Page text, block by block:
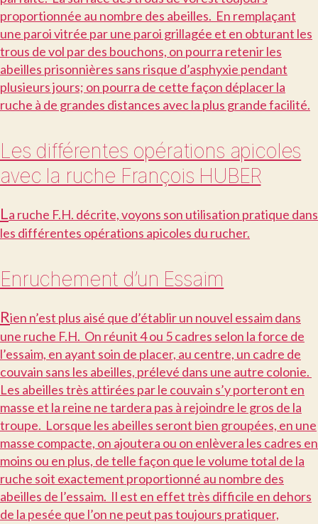
proportionnée au nombre des abeilles. En remplaçant
une paroi vitrée par une paroi grillagée et en obturant les
trous de vol par des bouchons, on pourra retenir les
abeilles prisonnières sans risque d’asphyxie pendant
plusieurs jours; on pourra de cette façon déplacer la
ruche à de grandes distances avec la plus grande facilité.
Les différentes opérations apicoles
avec la ruche François HUBER
La ruche F.H. décrite, voyons son utilisation pratique dans
les différentes opérations apicoles du rucher.
Enruchement d’un Essaim
Rien n’est plus aisé que d’établir un nouvel essaim dans
une ruche F.H. On réunit 4 ou 5 cadres selon la force de
l’essaim, en ayant soin de placer, au centre, un cadre de
couvain sans les abeilles, prélevé dans une autre colonie.
Les abeilles très attirées par le couvain s’y porteront en
masse et la reine ne tardera pas à rejoindre le gros de la
troupe. Lorsque les abeilles seront bien groupées, en une
masse compacte, on ajoutera ou on enlèvera les cadres en
moins ou en plus, de telle façon que le volume total de la
ruche soit exactement proportionné au nombre des
abeilles de l’essaim. Il est en effet très difficile en dehors
de la pesée que l’on ne peut pas toujours pratiquer,